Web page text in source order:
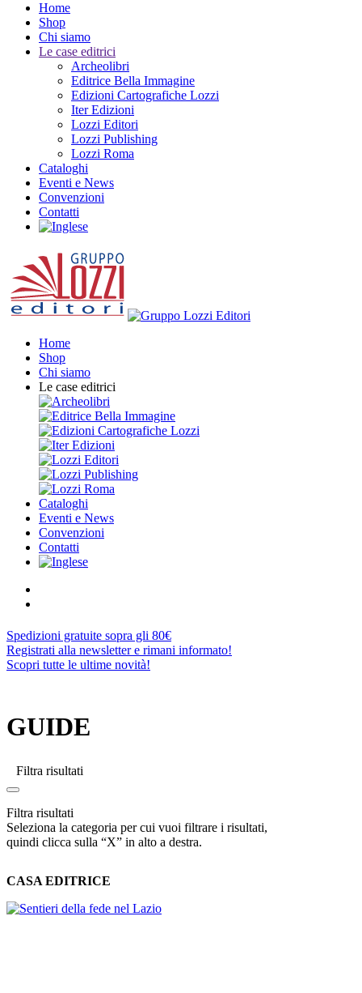
Home
Shop
Chi siamo
Le case editrici
Archeolibri
Editrice Bella Immagine
Edizioni Cartografiche Lozzi
Iter Edizioni
Lozzi Editori
Lozzi Publishing
Lozzi Roma
Cataloghi
Eventi e News
Convenzioni
Contatti
Home
Shop
Chi siamo
Le case editrici
Cataloghi
Eventi e News
Convenzioni
Contatti
Spedizioni gratuite sopra gli 80€
Registrati alla newsletter e rimani informato!
Scopri tutte le ultime novità!
GUIDE
Filtra risultati
Filtra risultati
Seleziona la categoria per cui vuoi filtrare i risultati,
quindi clicca sulla “X” in alto a destra.
CASA EDITRICE